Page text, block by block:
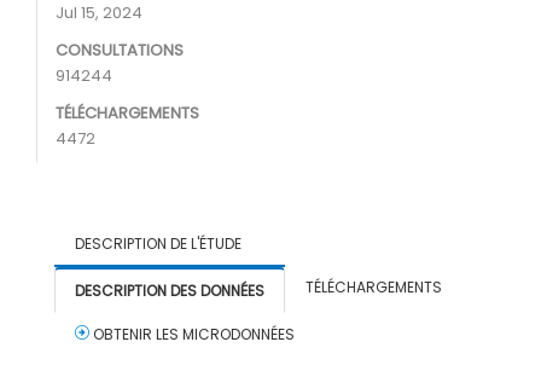
Jul 15, 2024
CONSULTATIONS
914244
TÉLÉCHARGEMENTS
4472
DESCRIPTION DE L'ÉTUDE
DESCRIPTION DES DONNÉES TÉLÉCHARGEMENTS
OBTENIR LES MICRODONNÉES